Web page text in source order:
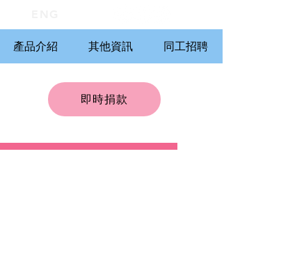
即時捐款
產品介紹 其他資訊 同工招聘